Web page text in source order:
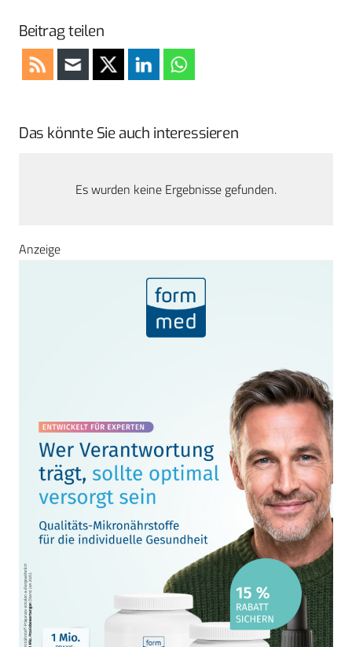
Beitrag teilen
Das könnte Sie auch interessieren
Es wurden keine Ergebnisse gefunden.
Anzeige